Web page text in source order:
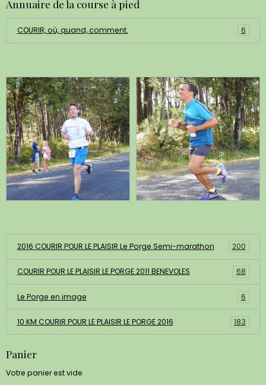
Annuaire de la course à pied
COURIR, où, quand, comment. 6
2016 COURIR POUR LE PLAISIR Le Porge Semi-marathon 200
COURIR POUR LE PLAISIR LE PORGE 2011 BENEVOLES 68
Le Porge en image 6
10 KM COURIR POUR LE PLAISIR LE PORGE 2016 183
Panier
Votre panier est vide